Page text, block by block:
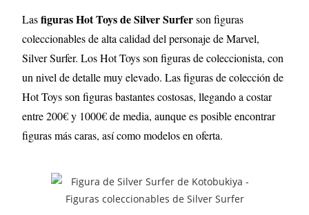
Lasfiguras Hot Toys de Silver Surferson figuras
coleccionables de alta calidad del personaje de Marvel,
Silver Surfer. Los Hot Toys son figuras de coleccionista, con
un nivel de detalle muy elevado. Las figuras de colección de
Hot Toys son figuras bastantes costosas, llegando a costar
entre 200€ y 1000€ de media, aunque es posible encontrar
figuras más caras, así como modelos en oferta.